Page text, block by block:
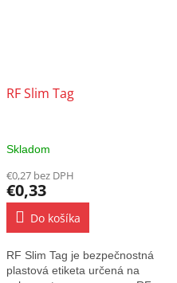
RF Slim Tag
Skladom
€0,27 bez DPH
€0,33
Do košíka
RF Slim Tag je bezpečnostná
plastová etiketa určená na